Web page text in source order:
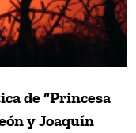
de “Princesa
y Joaquín